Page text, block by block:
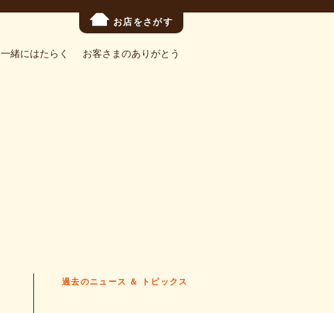
お店をさがす
一緒にはたらく お客さまのありがとう
過去のニュース ＆ トピックス